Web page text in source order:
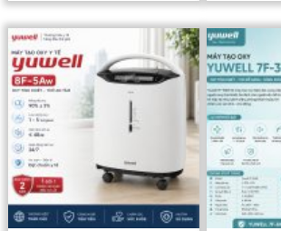
Máy tạo oxy gia đình Santafell
7L
3,800,000 đ 4,750,000 đ
Máy tạo
AURBOIC
4,800,000